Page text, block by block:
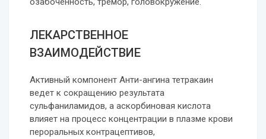
ЛЕКАРСТВЕННОЕ
ВЗАИМОДЕЙСТВИЕ
Активный компонент Анти-ангина тетракаин
ведет к сокращению результата
сульфаниламидов, а аскорбиновая кислота
влияет на процесс концентрации в плазме крови
пероральных контрацептивов,